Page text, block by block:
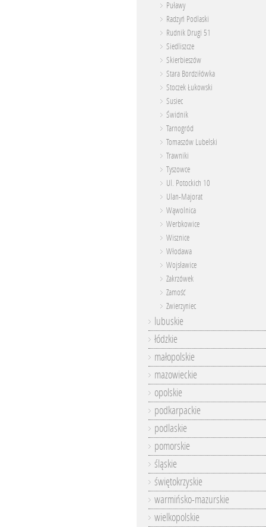
Puławy
Radzyń Podlaski
Rudnik Drugi 51
Siedliszcze
Skierbieszów
Stara Bordziłówka
Stoczek Łukowski
Susiec
Świdnik
Tarnogród
Tomaszów Lubelski
Trawniki
Tyszowce
Ul. Potockich 10
Ulan-Majorat
Wąwolnica
Werbkowice
Wisznice
Włodawa
Wojsławice
Zakrzówek
Zamość
Zwierzyniec
lubuskie
łódzkie
małopolskie
mazowieckie
opolskie
podkarpackie
podlaskie
pomorskie
śląskie
świętokrzyskie
warmińsko-mazurskie
wielkopolskie